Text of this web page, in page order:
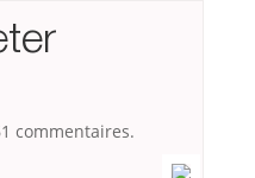
commentaires.